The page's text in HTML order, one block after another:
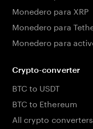
Monedero para XRP
Monedero para
Monedero para
Crypto-converter
BTC to USDT
BTC to Ethereum
All crypto converters